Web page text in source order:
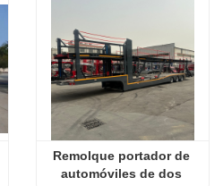
Remolque portador de
automóviles de dos